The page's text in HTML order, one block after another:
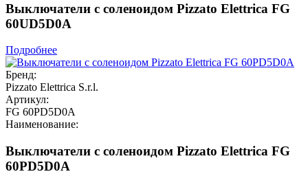
Выключатели с соленоидом Pizzato Elettrica FG
60UD5D0A
Подробнее
Бренд:
Pizzato Elettrica S.r.l.
Артикул:
FG 60PD5D0A
Наименование:
Выключатели с соленоидом Pizzato Elettrica FG
60PD5D0A